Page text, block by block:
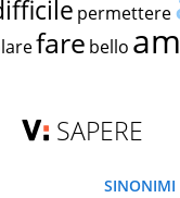
permettere
fare bello
SAPERE
SINONIMI